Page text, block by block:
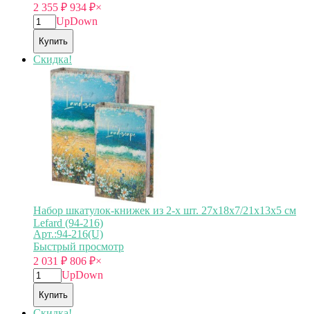
2 355 ₽ 934 ₽×
UpDown
Купить
Скидка!
Набор шкатулок-книжек из 2-х шт. 27х18х7/21х13х5 см
Lefard (94-216)
Арт.:94-216(U)
Быстрый просмотр
2 031 ₽ 806 ₽×
UpDown
Купить